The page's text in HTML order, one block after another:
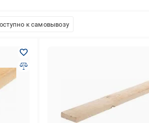
к самовывозу